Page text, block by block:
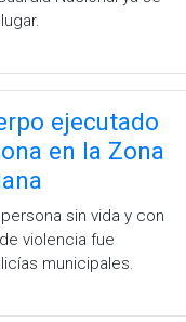
ejecutado
en la Zona
sin vida y con
violencia fue
municipales.